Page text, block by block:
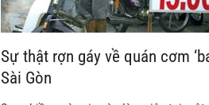
Sự thật rợn gáy về quán cơm
Sài Gòn